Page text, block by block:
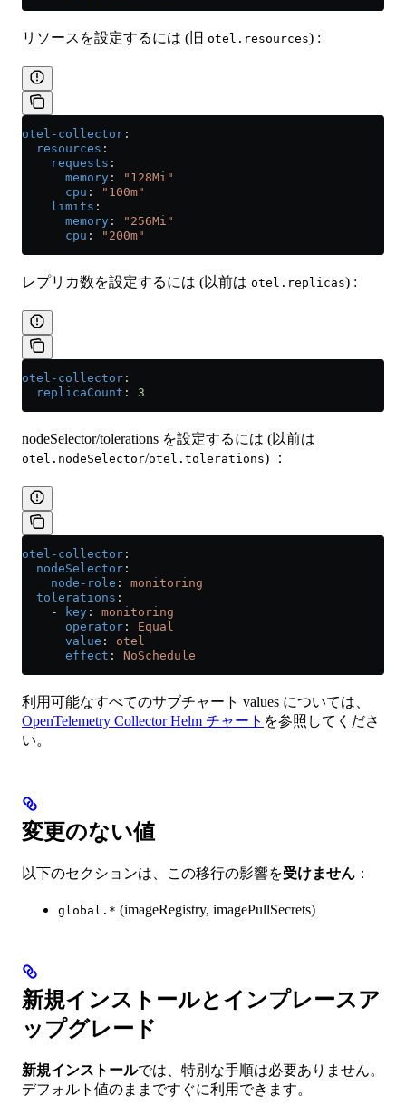
リソースを設定するには (旧 otel.resources) :
otel-collector :
  resources
:
    requests
:
      memory
:
"128Mi"
      cpu
:
"100m"
    limits
:
      memory
:
"256Mi"
      cpu
: "200m"
レプリカ数を設定するには (以前は otel.replicas) :
otel-collector :
  replicaCount
: 3
nodeSelector/tolerations を設定するには (以前は
otel.nodeSelector/otel.tolerations) ：
otel-collector :
  nodeSelector
:
    node-role
: monitoring
  tolerations
:
    -
key : monitoring
      operator
: Equal
      value
: otel
      effect
: NoSchedule
利用可能なすべてのサブチャート values については、
OpenTelemetry Collector Helm チャート を参照してくださ
い。
変更のない値
以下のセクションは、この移行の影響を受けません ：
global.* (imageRegistry, imagePullSecrets)
新規インストールとインプレースア
ップグレード
新規インストールでは、特別な手順は必要ありません。
デフォルト値のままですぐに利用できます。